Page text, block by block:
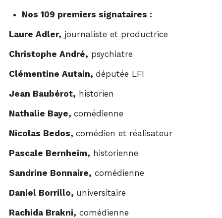
Nos 109 premiers signataires :
Laure Adler, journaliste et productrice
Christophe André, psychiatre
Clémentine Autain, députée LFI
Jean Baubérot, historien
Nathalie Baye, comédienne
Nicolas Bedos, comédien et réalisateur
Pascale Bernheim, historienne
Sandrine Bonnaire, comédienne
Daniel Borrillo, universitaire
Rachida Brakni, comédienne